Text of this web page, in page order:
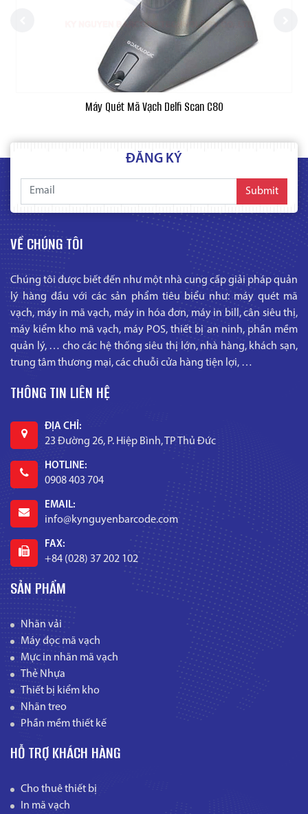
Máy Quét Mã Vạch Delfi Scan C80
ĐĂNG KÝ
Submit
VỀ CHÚNG TÔI
Chúng tôi được biết đến như một nhà cung cấp giải pháp quản
lý hàng đầu với các sản phẩm tiêu biểu như: máy quét mã
vạch, máy in mã vạch, máy in hóa đơn, máy in bill, cân siêu thị,
máy kiểm kho mã vạch, máy POS, thiết bị an ninh, phần mềm
quản lý, … cho các hệ thống siêu thị lớn, nhà hàng, khách sạn,
trung tâm thương mại, các chuỗi cửa hàng tiện lợi, …
THÔNG TIN LIÊN HỆ
ĐỊA CHỈ:
23 Đường 26, P. Hiệp Bình, TP Thủ Đức
HOTLINE:
0908 403 704
EMAIL:
info@kynguyenbarcode.com
FAX:
+84 (028) 37 202 102
SẢN PHẨM
Nhãn vải
Máy đọc mã vạch
Mực in nhãn mã vạch
Thẻ Nhựa
Thiết bị kiểm kho
Nhãn treo
Phần mềm thiết kế
HỖ TRỢ KHÁCH HÀNG
Cho thuê thiết bị
In mã vạch